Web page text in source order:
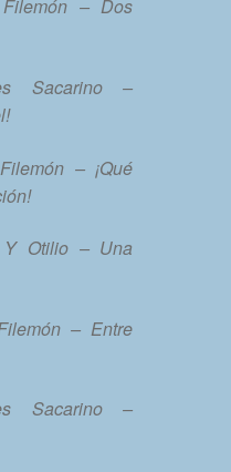
– Dos
Sacarino –
– ¡Qué
Otilio – Una
– Entre
Sacarino –